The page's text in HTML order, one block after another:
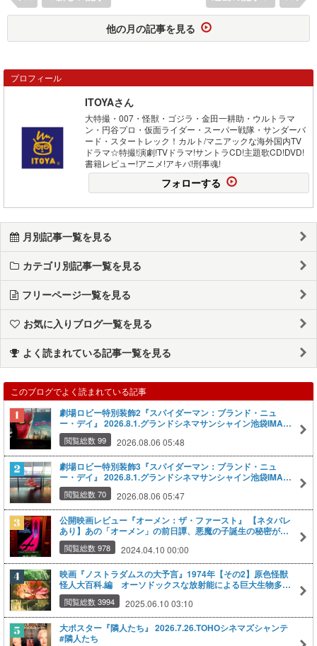
他の月の記事を見る
プロフィール
ITOYAさん
大特撮・007・怪獣・ゴジラ・金田一耕助・ウルトラマ
ン・円谷プロ・仮面ライダー・スーパー戦隊・サンダーバ
ード・スタートレック！カルト/マニアックな海外国内TV
ドラマ☆特撮!演劇!TVドラマ!サントラCD!主題歌CD!DVD!
書籍レビュー!アニメ!アキバ!刑事魂!
フォローする
月別記事一覧を見る
カテゴリ別記事一覧を見る
フリーページ一覧を見る
お気に入りブログ一覧を見る
よく読まれている記事一覧を見る
このブログでよく読まれている記事
劇場ロビー特別装飾2『スパイダーマン：ブランド・ニュ
ー・デイ』 2026.8.1.グランドシネマサンシャイン池袋IMAX
レーザーGT #スパイダーマン #ブランドニューデイ
閲覧総数 99 2026.08.06 05:48
劇場ロビー特別装飾3『スパイダーマン：ブランド・ニュ
ー・デイ』 2026.8.1.グランドシネマサンシャイン池袋IMAX
レーザーGT #スパイダーマン #ブランドニューデイ
閲覧総数 70 2026.08.06 05:47
公開映画レビュー『オーメン：ザ・ファースト』​ 【ネタバレ
あり】あの「オーメン」の前日譚、悪魔の子誕生の秘密が明
かされる 2024.4.7.グランドシネマサンシャイン池袋
閲覧総数 978 2024.04.10 00:00
映画『ノストラダムスの大予言』1974年【その2】原色怪獣
怪人大百科.編 オーソドックスな放射能による巨大生物多数
出現,極め付きは…意外なところで東宝特撮の原点に。
閲覧総数 3994 2025.06.10 03:10
大ポスター『隣人たち』 2026.7.26.TOHOシネマズシャンテ
#隣人たち